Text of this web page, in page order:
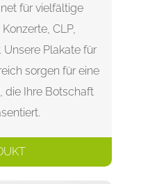
für vielfältige
CLP,
Plakate für
sorgen für eine
die Ihre Botschaft